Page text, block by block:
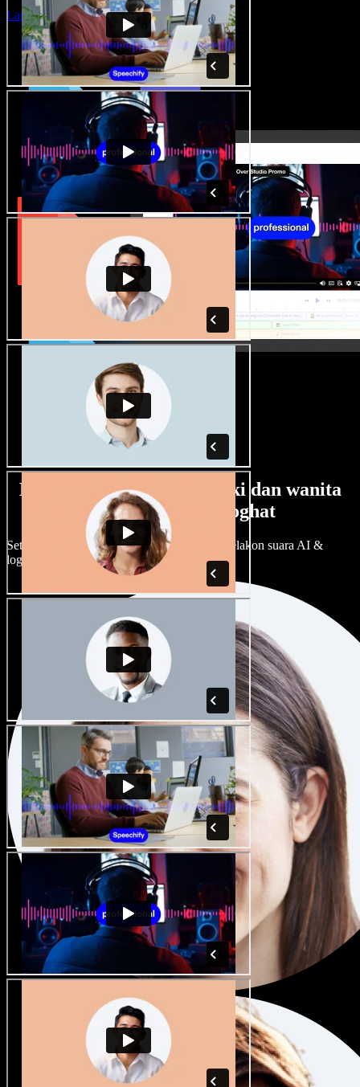
Lancarkan Studio
Banyak pilihan suara lelaki dan wanita
dengan pelbagai loghat
Setiap projek boleh jadi unik. Pilih ratusan pelakon suara AI &
loghat, laraskan ikut cita rasa anda.